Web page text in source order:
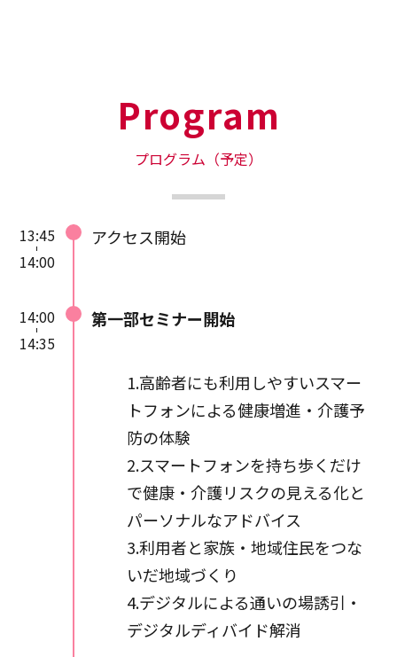
申し込みをお願いいたします。
講師と同業、コンサルタントの
方、また主催社競合製品・サー
ビスを取り扱う企業はご遠慮く
パソコン、スマートフォン、タ
ーネット接続環境が必要です。
Wi-Fi環境など高速通信が可能
な電波のよいところでご視聴く
ださい。
Program
プログラム（予定）
13:45
14:00
アクセス開始
14:00
14:35
第一部セミナー開始
1.高齢者にも利用しやすいスマー
トフォンによる健康増進・介護予
防の体験
2.スマートフォンを持ち歩くだけ
で健康・介護リスクの見える化と
パーソナルなアドバイス
3.利用者と家族・地域住民をつな
いだ地域づくり
4.デジタルによる通いの場誘引・
デジタルディバイド解消